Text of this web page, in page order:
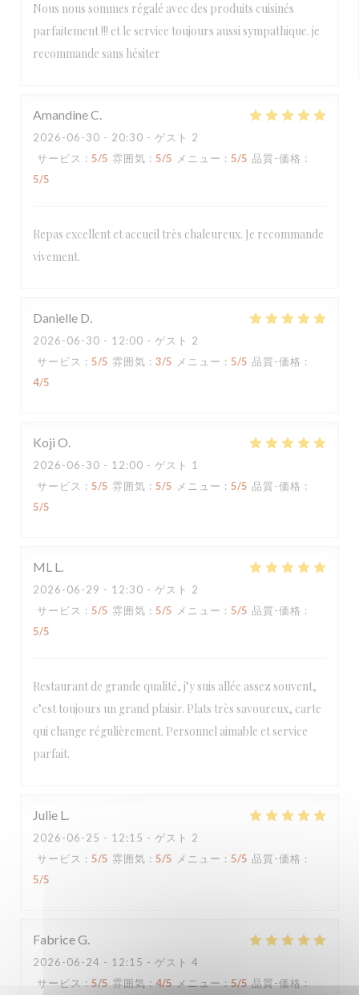
Nous nous sommes régalé avec des produits cuisinés
parfaitement !!! et le service toujours aussi sympathique. je
recommande sans hésiter
AmandineC
2026-06-30 - 20:30 - ゲスト 2
サービス : 5/5 雰囲気 : 5/5 メニュー : 5/5 品質-価格 :
5/5
Repas excellent et accueil très chaleureux. Je recommande
vivement.
Danielle D
2026-06-30 - 12:00 - ゲスト 2
サービス : 5/5 雰囲気 : 3/5 メニュー : 5/5 品質-価格 :
4/5
Koji O
2026-06-30 - 12:00 - ゲスト 1
サービス : 5/5 雰囲気 : 5/5 メニュー : 5/5 品質-価格 :
5/5
ML L
2026-06-29 - 12:30 - ゲスト 2
サービス : 5/5 雰囲気 : 5/5 メニュー : 5/5 品質-価格 :
5/5
Restaurant de grande qualité, j’y suis allée assez souvent,
c’est toujours un grand plaisir. Plats très savoureux, carte
qui change régulièrement. Personnel aimable et service
parfait.
Julie L
2026-06-25 - 12:15 - ゲスト 2
サービス : 5/5 雰囲気 : 5/5 メニュー : 5/5 品質-価格 :
5/5
FabriceG
2026-06-24 - 12:15 - ゲスト 4
サービス : 5/5 雰囲気: 4/5 メニュー: 5/5 品質-価格:
Loco by Jem's